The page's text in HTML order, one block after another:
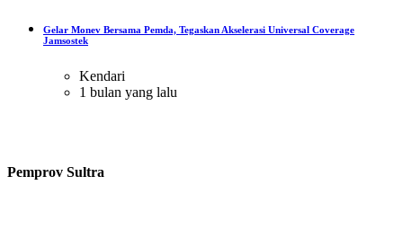
Gelar Monev Bersama Pemda, Tegaskan Akselerasi Universal Coverage
Jamsostek
Kendari
1 bulan yang lalu
Pemprov Sultra